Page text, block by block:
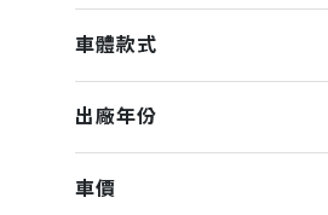
The Tiguan Allspace
The Golf Variant
The Arteon Shooting
The ID.5
車體款式
出廠年份
車價